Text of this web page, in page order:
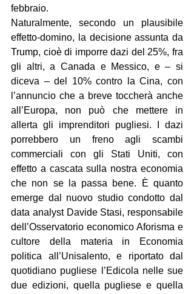
febbraio.
Naturalmente, secondo un plausibile
effetto-domino, la decisione assunta da
Trump, cioè di imporre dazi del 25%, fra
gli altri, a Canada e Messico, e – si
diceva – del 10% contro la Cina, con
l’annuncio che a breve toccherà anche
all’Europa, non può che mettere in
allerta gli imprenditori pugliesi. I dazi
porrebbero un freno agli scambi
commerciali con gli Stati Uniti, con
effetto a cascata sulla nostra economia
che non se la passa bene. È quanto
emerge dal nuovo studio condotto dal
data analyst Davide Stasi, responsabile
dell’Osservatorio economico Aforisma e
cultore della materia in Economia
politica all’Unisalento, e riportato dal
quotidiano pugliese l’Edicola nelle sue
due edizioni, quella pugliese e quella